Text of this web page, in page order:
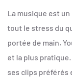
La musique est
tout le stress du
portée de main,
et la plus
ses clips préférés